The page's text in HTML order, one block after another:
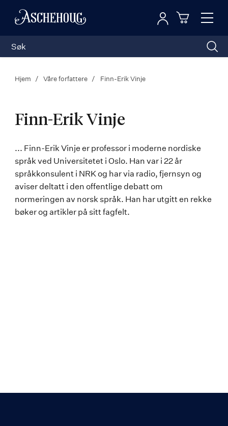
Toggle
Logg inn
Hjem Våre forfattere Finn-Erik Vinje
Finn-Erik Vinje
Finn-
Erik
Vinje
... Finn-Erik Vinje er professor i moderne nordiske
språk ved Universitetet i Oslo. Han var i 22 år
språkkonsulent i NRK og har via radio, fjernsyn og
aviser deltatt i den offentlige debatt om
normeringen av norsk språk. Han har utgitt en rekke
bøker og artikler på sitt fagfelt.